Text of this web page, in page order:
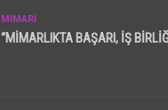
MİMARİ
“MİMARLIKTA BAŞARI, İŞ